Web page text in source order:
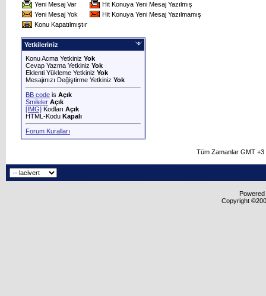
Yeni Mesaj Var
Hit Konuya Yeni Mesaj Yazılmış
Yeni Mesaj Yok
Hit Konuya Yeni Mesaj Yazılmamış
Konu Kapatılmıştır
Yetkileriniz
Konu Acma Yetkiniz Yok
Cevap Yazma Yetkiniz Yok
Eklenti Yükleme Yetkiniz Yok
Mesajınızı Değiştirme Yetkiniz Yok
BB code is Açık
Smileler Açık
[IMG] Kodları Açık
HTML-Kodu Kapalı
Forum Kuralları
Tüm Zamanlar GMT
Copyright